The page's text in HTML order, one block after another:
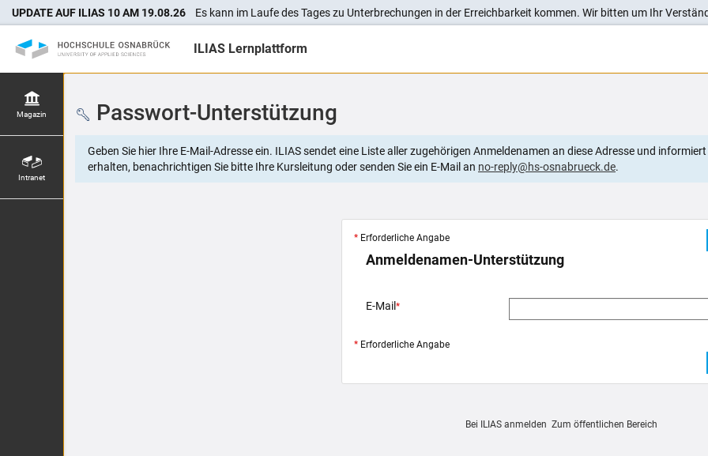
ILIAS Lernplattform
UPDATE AUF ILIAS 10 AM 19.08.26 Es kann im Laufe des Tages zu Unterbrechungen in der Erreichbarkeit kommen. Wir bitten um Ihr
Magazin
Intranet
Passwort-Unterstützung
Geben Sie hier Ihre E-Mail-Adresse ein. ILIAS sendet eine Liste aller zugehörigen Anmeldenamen an diese Adresse und
erhalten, benachrichtigen Sie bitte Ihre Kursleitung oder senden Sie ein E-Mail an no-reply@hs-osnabrueck.de.
* Erforderliche Angabe
Anmeldenamen-Unterstützung
E-Mail *
* Erforderliche Angabe
Bei ILIAS anmelden Zum öffentlichen Bereich